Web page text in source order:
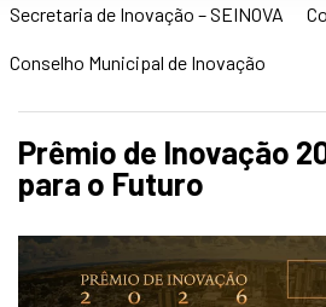
Secretaria de Inovação – SEINOVA
Conselho Municipal de Inovação
Prêmio de Inovação
para o Futuro